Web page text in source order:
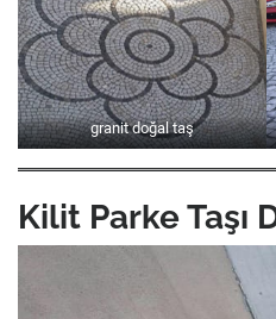
granit doğal taş
Kilit Parke Taşı